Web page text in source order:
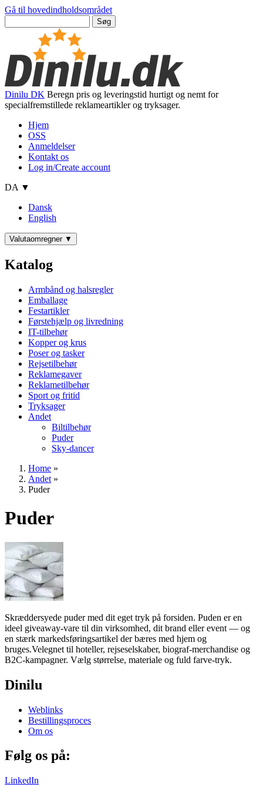
Gå til hovedindholdsområdet
Dinilu DK Beregn pris og leveringstid hurtigt og nemt for
specialfremstillede reklameartikler og tryksager.
Hjem
OSS
Anmeldelser
Kontakt os
Log in/Create account
DA ▼
Dansk
English
Valutaomregner ▼
Katalog
Armbånd og halsregler
Emballage
Festartikler
Førstehjælp og livredning
IT-tilbehør
Kopper og krus
Poser og tasker
Rejsetilbehør
Reklamegaver
Reklametilbehør
Sport og fritid
Tryksager
Andet
Biltilbehør
Puder
Sky-dancer
Home »
Andet »
Puder
Puder
Skræddersyede puder med dit eget tryk på forsiden. Puden er en
ideel giveaway-vare til din virksomhed, dit brand eller event — og
en stærk markedsføringsartikel der bæres med hjem og
bruges.Velegnet til hoteller, rejseselskaber, biograf-merchandise og
B2C-kampagner. Vælg størrelse, materiale og fuld farve-tryk.
Dinilu
Weblinks
Bestillingsproces
Om os
Følg os på:
LinkedIn